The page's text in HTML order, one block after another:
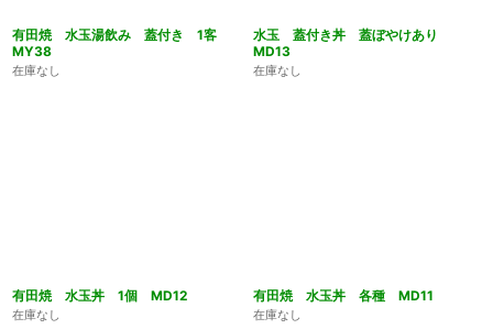
有田焼 水玉湯飲み 蓋付き 1客
MY38
在庫なし
水玉 蓋付き丼 蓋ぼやけあり
MD13
在庫なし
有田焼 水玉丼 1個 MD12
在庫なし
有田焼 水玉丼 各種 MD11
在庫なし